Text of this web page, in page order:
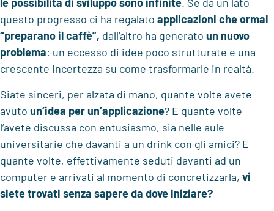
questo progresso ci ha regalato applicazioni che ormai
“preparano il caffè”, dall’altro ha generato un nuovo
problema: un eccesso di idee poco strutturate e una
crescente incertezza su come trasformarle in realtà.
Siate sinceri, per alzata di mano, quante volte avete
avuto un’idea per un’applicazione? E quante volte
l’avete discussa con entusiasmo, sia nelle aule
universitarie che davanti a un drink con gli amici? E
quante volte, effettivamente seduti davanti ad un
computer e arrivati al momento di concretizzarla, vi
siete trovati senza sapere da dove iniziare?